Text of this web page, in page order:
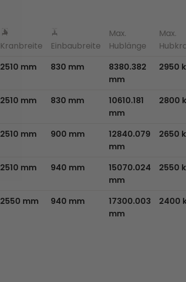
Kranbreite Einbaubreite
Max.
Hublänge
Max.
2510 mm 830 mm
8380.382
mm
2950
2510 mm 830 mm
10610.181
mm
2800
2510 mm 900 mm
12840.079
mm
2650
2510 mm 940 mm
15070.024
mm
2550
2550 mm 940 mm
17300.003
mm
2400